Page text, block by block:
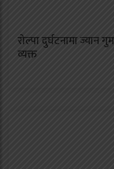
रोल्पा दुर्घटनामा ज्यान
व्यक्त